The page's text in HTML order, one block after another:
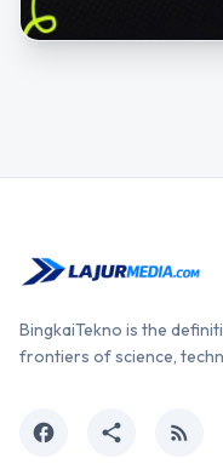
BingkaiTekno is the
frontiers of science,
facebook share rss_feed